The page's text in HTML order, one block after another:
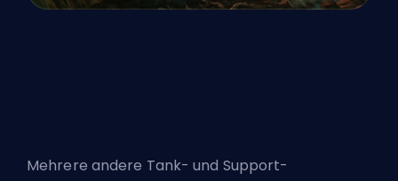
Mehrere andere Tank- und Support-